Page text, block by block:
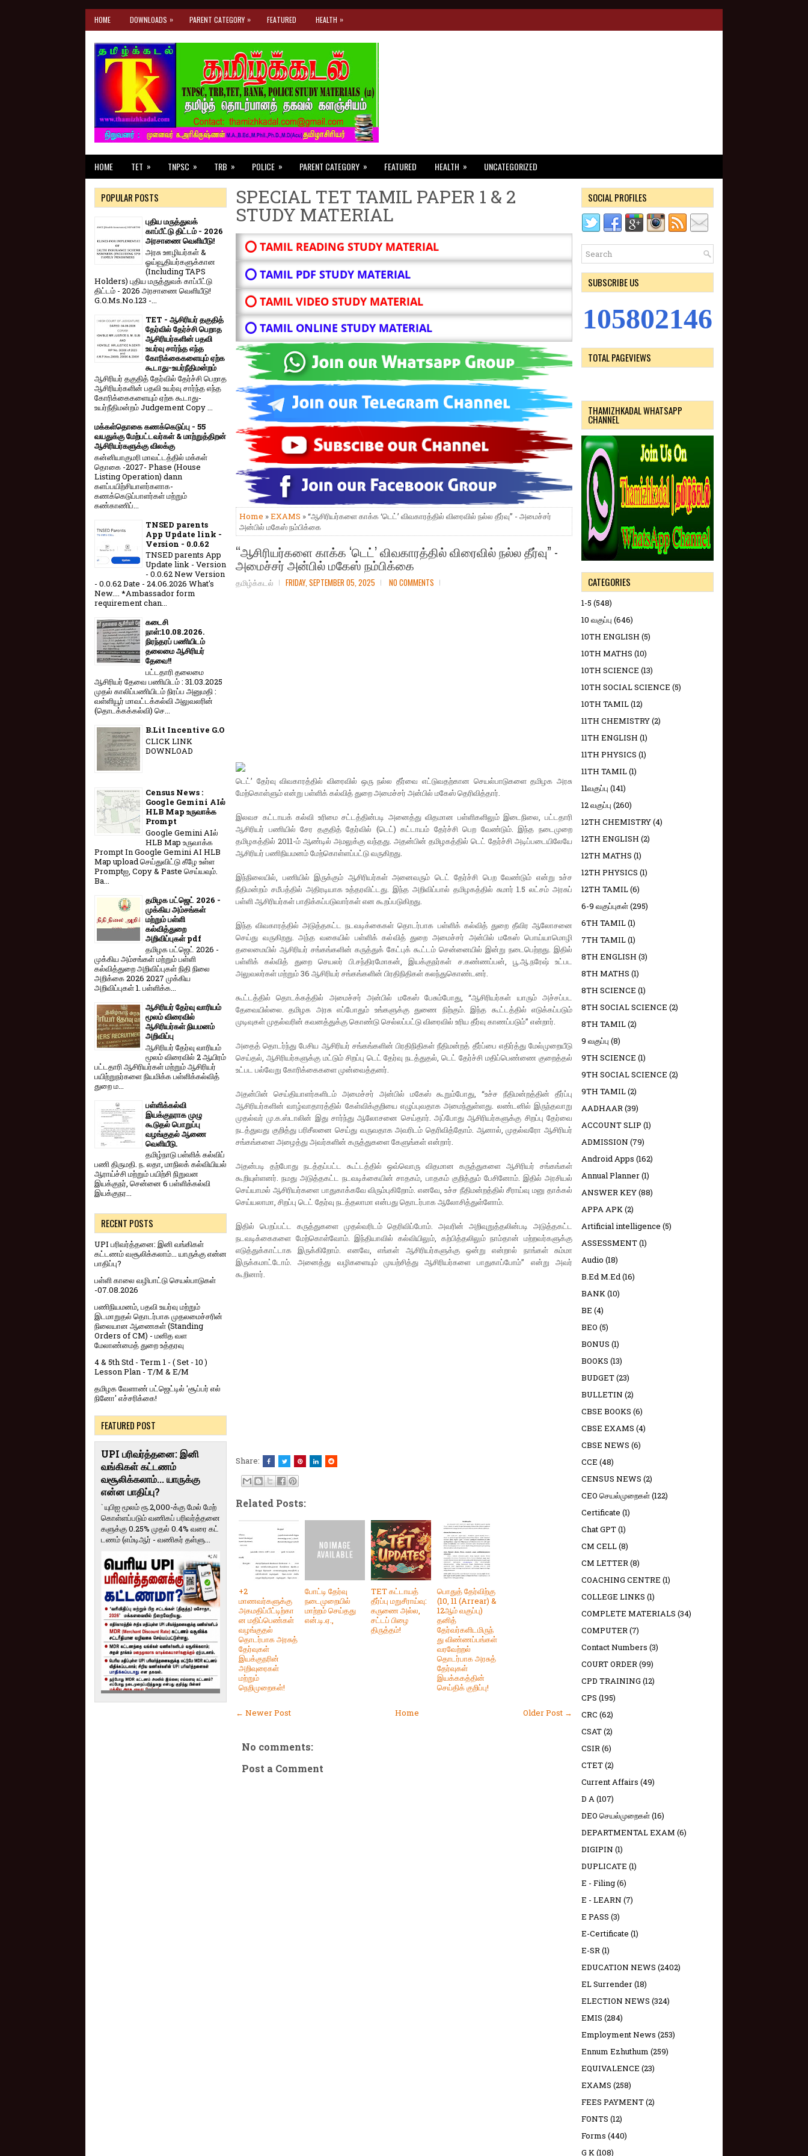
HOME DOWNLOADS » PARENT CATEGORY » FEATURED HEALTH »
HOME TET » TNPSC » TRB » POLICE » PARENT CATEGORY » FEATURED HEALTH » UNCATEGORIZED
SPECIAL TET TAMIL PAPER 1 & 2
STUDY MATERIAL
⭕ TAMIL READING STUDY MATERIAL
⭕ TAMIL PDF STUDY MATERIAL
⭕ TAMIL VIDEO STUDY MATERIAL
⭕ TAMIL ONLINE STUDY MATERIAL
Home »EXAMS » “ஆசிரியர்களை காக்க ‘டெட்’ விவகாரத்தில் விரைவில் நல்ல தீர்வு” - அமைச்சர்
அன்பில் மகேஸ் நம்பிக்கை
“ஆசிரியர்களை காக்க ‘டெட்’ விவகாரத்தில் விரைவில் நல்ல தீர்வு” -
அமைச்சர் அன்பில் மகேஸ் நம்பிக்கை
தமிழ்க்கடல் FRIDAY, SEPTEMBER 05, 2025 NO COMMENTS
டெட்’ தேர்வு விவகாரத்தில் விரைவில் ஒரு நல்ல தீர்வை எட்டுவதற்கான செயல்பாடுகளை தமிழக அரசு
மேற்கொள்ளும் என்று பள்ளிக் கல்வித் துறை அமைச்சர் அன்பில் மகேஸ் தெரிவித்தார்.
இலவச கட்டாயக் கல்வி உரிமை சட்டத்தின்படி அனைத்து விதமான பள்ளிகளிலும் இடைநிலை, பட்டதாரி
ஆசிரியர் பணியில் சேர தகுதித் தேர்வில் (டெட்) கட்டாயம் தேர்ச்சி பெற வேண்டும். இந்த நடைமுறை
தமிழகத்தில் 2011-ம் ஆண்டில் அமலுக்கு வந்தது. அதன்பின் தமிழகத்தில் டெட் தேர்ச்சி அடிப்படையிலேயே
ஆசிரியர் பணிநியமனம் மேற்கொள்ளப்பட்டு வருகிறது.
இந்நிலையில், பணியில் இருக்கும் ஆசிரியர்கள் அனைவரும் டெட் தேர்ச்சி பெற வேண்டும் என்று உச்ச
நீதிமன்றம் சமீபத்தில் அதிரடியாக உத்தரவிட்டது. இந்த அறிவிப்பால் தமிழகத்தில் சுமார் 1.5 லட்சம் அரசுப்
பள்ளி ஆசிரியர்கள் பாதிக்கப்படுவார்கள் என கூறப்படுகிறது.
இந்த விவகாரத்தில் அடுத்தகட்ட நடவடிக்கைகள் தொடர்பாக பள்ளிக் கல்வித் துறை தீவிர ஆலோசனை
செய்து வருகிறது. அந்த வகையில் பள்ளிக் கல்வித் துறை அமைச்சர் அன்பில் மகேஸ் பொய்யாமொழி
தலைமையில் ஆசிரியர் சங்கங்களின் கருத்துக் கேட்புக் கூட்டம் சென்னையில் இன்று நடைபெற்றது. இதில்
பள்ளிக் கல்வித் துறை செயலர் பி.சந்திரமோகன், இயக்குநர்கள் ச.கண்ணப்பன், பூ.ஆ.நரேஷ் உட்பட
அலுவலர்கள் மற்றும் 36 ஆசிரியர் சங்கங்களின் பிரதிநிதிகள் கலந்துகொண்டனர்.
கூட்டத்தில் தொடக்கத்தில் அமைச்சர் அன்பில் மகேஸ் பேசும்போது, “ஆசிரியர்கள் யாரும் அச்சப்பட
தேவையில்லை. தமிழக அரசு எப்போதும் உங்களுக்கு துணை நிற்கும். இந்த கூட்டத்தில் எடுக்கப்படும்
முடிவுகள் முதல்வரின் கவனத்துக்கு கொண்டு செல்லப்பட்டு விரைவில் உரிய தீர்வு காணப்படும்” என்றார்.
அதைத் தொடர்ந்து பேசிய ஆசிரியர் சங்கங்களின் பிரதிநிதிகள் நீதிமன்றத் தீர்ப்பை எதிர்த்து மேல்முறையீடு
செய்தல், ஆசிரியர்களுக்கு மட்டும் சிறப்பு டெட் தேர்வு நடத்துதல், டெட் தேர்ச்சி மதிப்பெண்ணை குறைத்தல்
உட்பட பல்வேறு கோரிக்கைகளை முன்வைத்தனர்.
அதன்பின் செய்தியாளர்களிடம் அமைச்சர் அன்பில் மகேஸ் கூறும்போது, “உச்ச நீதிமன்றத்தின் தீர்ப்பு
ஆசிரியர்களின் வாழ்வாதாரத்தில் கேள்விக்குறியை எழுப்புவதாக அமைந்துள்ளது. லண்டனில் இருந்தவாறு
முதல்வர் மு.க.ஸ்டாலின் இது சார்ந்து ஆலோசனை செய்தார். அப்போது ஆசிரியர்களுக்கு சிறப்பு தேர்வை
நடத்துவது குறித்து பரிசீலனை செய்து வருவதாக அவரிடம் தெரிவித்தோம். ஆனால், முதல்வரோ ஆசிரியர்
சங்கங்களை அழைத்து அவர்களின் கருத்துகளை கேளுங்கள் என்றார்.
அதன்படி தற்போது நடத்தப்பட்ட கூட்டத்தில் ஒவ்வொரு விதமான கருத்துகளை ஆசிரியர் சங்கங்கள்
கூறியுள்ளனர். நமது அடுத்தகட்ட நடவடிக்கையின் சாதகம், பாதகம் குறித்தும் பேசினோம். இதில் அரசியல்
செய்யாமல் ஆசிரியர்களை பாதுகாக்கவே விரும்புகிறோம். எனவே, உச்ச நீதிமன்றத்தில் சீராய்வு மனு தாக்கல்
செய்யலாமா, சிறப்பு டெட் தேர்வு நடத்தலாமா என்பது தொடர்பாக ஆலோசித்துள்ளோம்.
இதில் பெறப்பட்ட கருத்துகளை முதல்வரிடம் தெரிவிப்போம். அவரின் அறிவுறுத்தலின்படி அடுத்தகட்ட
நடவடிக்கைகளை மேற்கொள்வோம். இந்தியாவில் கல்வியிலும், கற்பித்தலிலும் நாம்தான் மற்றவர்களுக்கு
எடுத்துக்காட்டாக இருக்கிறோம். எனவே, எங்கள் ஆசிரியர்களுக்கு ஒன்று என்றால் நாங்கள் சும்மா
இருக்கமாட்டோம். அனைத்து வழிகளையும் முயற்சித்து ஆசிரியர்களை பாதுகாப்போம்” என்று அவர்
கூறினார்.
Share:
Related Posts:
+2
மாணவர்களுக்கு
அகமதிப்பீட்டிற்கா
ன மதிப்பெண்கள்
வழங்குதல்
தொடர்பாக அரசுத்
தேர்வுகள்
இயக்குநரின்
அறிவுரைகள்
மற்றும்
நெறிமுறைகள்!
போட்டி தேர்வு
நடைமுறையில்
மாற்றம் செய்தது
என்.டி.ஏ.,
TET கட்டாயத்
தீர்ப்பு மறுசீராய்வு:
கருணை அல்ல,
சட்டப் பிழை
திருத்தம்!
பொதுத் தேர்விற்கு
(10, 11 (Arrear) &
12ஆம் வகுப்பு)
தனித்
தேர்வர்களிடமிருந்
து விண்ணப்பங்கள்
வரவேற்றல்
தொடர்பாக அரசுத்
தேர்வுகள்
இயக்ககத்தின்
செய்திக் குறிப்பு!
← Newer Post Older Post →
Home
No comments:
Post a Comment
POPULAR POSTS
புதிய மருத்துவக்
காப்பீட்டு திட்டம் - 2026
அரசாணை வெளியீடு!
அரசு ஊழியர்கள் &
ஓய்வூதியர்களுக்கான
(Including TAPS
Holders) புதிய மருத்துவக் காப்பீட்டு
திட்டம் - 2026 அரசாணை வெளியீடு!
G.O.Ms.No.123 -...
TET - ஆசிரியர் தகுதித்
தேர்வில் தேர்ச்சி பெறாத
ஆசிரியர்களின் பதவி
உயர்வு சார்ந்த எந்த
கோரிக்கைகளையும் ஏற்க
கூடாது-உயர்நீதிமன்றம்
ஆசிரியர் தகுதித் தேர்வில் தேர்ச்சி பெறாத
ஆசிரியர்களின் பதவி உயர்வு சார்ந்த எந்த
கோரிக்கைகளையும் ஏற்க கூடாது-
உயர்நீதிமன்றம் Judgement Copy ...
மக்கள்தொகை கணக்கெடுப்பு - 55
வயதுக்கு மேற்பட்டவர்கள் & மாற்றுத்திறன்
ஆசிரியர்களுக்கு விலக்கு
கன்னியாகுமரி மாவட்டத்தில் மக்கள்
தொகை -2027- Phase (House
Listing Operation) dann
களப்பயிற்சியாளர்களாக-
கணக்கெடுப்பாளர்கள் மற்றும்
கண்காணிப்...
TNSED parents
App Update link -
Version - 0.0.62
TNSED parents App
Update link - Version
- 0.0.62 New Version
- 0.0.62 Date - 24.06.2026 What's
New.... *Ambassador form
requirement chan...
கடைசி
நாள்:10.08.2026.
நிரந்தரப் பணியிடம்
தலைமை ஆசிரியர்
தேவை!!
பட்டதாரி தலைமை
ஆசிரியர் தேவை பணியிடம் : 31.03.2025
முதல் காலிப்பணியிடம் நிரப்ப அனுமதி :
வள்ளியூர் மாவட்டக்கல்வி அலுவலரின்
(தொடக்கக்கல்வி) செ...
B.Lit Incentive G.O
CLICK LINK
DOWNLOAD
Census News :
Google Gemini AIல்
HLB Map உருவாக்க
Prompt
Google Gemini AIல்
HLB Map உருவாக்க
Prompt In Google Gemini AI HLB
Map upload செய்துவிட்டு கீழே உள்ள
Promptஐ, Copy & Paste செய்யவும்.
Ba...
தமிழக பட்ஜெட் 2026 -
முக்கிய அம்சங்கள்
மற்றும் பள்ளி
கல்வித்துறை
அறிவிப்புகள் pdf
தமிழக பட்ஜெட் 2026 -
முக்கிய அம்சங்கள் மற்றும் பள்ளி
கல்வித்துறை அறிவிப்புகள் நிதி நிலை
அறிக்கை 2026 2027 முக்கிய
அறிவிப்புகள் 1. பள்ளிக்க...
ஆசிரியர் தேர்வு வாரியம்
மூலம் விரைவில்
ஆசிரியர்கள் நியமனம்
அறிவிப்பு
ஆசிரியர் தேர்வு வாரி​யம்
மூலம் விரை​வில் 2 ஆயிரம்
பட்​ட​தாரி ஆசிரியர்​கள் மற்​றும் ஆசிரியர்
பயிற்றுநர்​களை நியமிக்க பள்​ளிக்​கல்​வித்​
துறை ம...
பள்ளிக்கல்வி
இயக்குநராக முழு
கூடுதல் பொறுப்பு
வழங்குதல் ஆணை
வெளியீடு.
தமிழ்நாடு பள்ளிக் கல்விப்
பணி திருமதி. ந. லதா, மாநிலக் கல்வியியல்
ஆராய்ச்சி மற்றும் பயிற்சி நிறுவன
இயக்குநர், சென்னை 6 பள்ளிக்கல்வி
இயக்குநர...
RECENT POSTS
UPI பரிவர்த்தனை: இனி வங்கிகள்
கட்டணம் வசூலிக்கலாம்... யாருக்கு என்ன
பாதிப்பு?
பள்ளி காலை வழிபாட்டு செயல்பாடுகள்
-07.08.2026
பணிநியமனம், பதவி உயர்வு மற்றும்
இடமாறுதல் தொடர்பாக முதலமைச்சரின்
நிலையான ஆணைகள் (Standing
Orders of CM) - மனித வள
மேலாண்மைத் துறை உத்தரவு
4 & 5th Std - Term 1 - ( Set - 10 )
Lesson Plan - T/M & E/M
தமிழக வேளாண் பட்ஜெட்டில் 'சூப்பர் எல்
நினோ' எச்சரிக்கை!
FEATURED POST
UPI பரிவர்த்தனை: இனி
வங்கிகள் கட்டணம்
வசூலிக்கலாம்... யாருக்கு
என்ன பாதிப்பு?
` யுபிஐ மூலம் ரூ.2,000-க்கு மேல் மேற்​
கொள்​ளப்​படும் வணி​கப் பரிவர்த்​தனை​
களுக்கு 0.25% முதல் 0.4% வரை கட்​
ட​ணம் (எம்​டிஆர் - வணி​கர் தள்​ளு...
SOCIAL PROFILES
SUBSCRIBE US
105802146
TOTAL PAGEVIEWS
THAMIZHKADAL WHATSAPP
CHANNEL
CATEGORIES
1-5 (548)
10 வகுப்பு (646)
10TH ENGLISH (5)
10TH MATHS (10)
10TH SCIENCE (13)
10TH SOCIAL SCIENCE (5)
10TH TAMIL(12)
11TH CHEMISTRY(2)
11TH ENGLISH (1)
11TH PHYSICS (1)
11TH TAMIL(1)
11வகுப்பு (141)
12 வகுப்பு (260)
12TH CHEMISTRY(4)
12TH ENGLISH (2)
12TH MATHS (1)
12TH PHYSICS (1)
12TH TAMIL(6)
6-9 வகுப்புகள்(295)
6TH TAMIL(1)
7TH TAMIL(1)
8TH ENGLISH (3)
8TH MATHS (1)
8TH SCIENCE (1)
8TH SOCIAL SCIENCE (2)
8TH TAMIL(2)
9 வகுப்பு (8)
9TH SCIENCE (1)
9TH SOCIAL SCIENCE (2)
9TH TAMIL(2)
AADHAAR(39)
ACCOUNT SLIP (1)
ADMISSION (79)
Android Apps (162)
Annual Planner(1)
ANSWER KEY(88)
APPA APK(2)
Artificial intelligence (5)
ASSESSMENT(1)
Audio (18)
B.Ed M.Ed(16)
BANK(10)
BE (4)
BEO (5)
BONUS (1)
BOOKS (13)
BUDGET(23)
BULLETIN (2)
CBSE BOOKS (6)
CBSE EXAMS (4)
CBSE NEWS (6)
CCE (48)
CENSUS NEWS (2)
CEO செயல்முறைகள்(122)
Certificate (1)
Chat GPT(1)
CM CELL(8)
CM LETTER(8)
COACHING CENTRE (1)
COLLEGE LINKS (1)
COMPLETE MATERIALS (34)
COMPUTER(7)
Contact Numbers (3)
COURT ORDER(99)
CPD TRAINING (12)
CPS (195)
CRC (62)
CSAT(2)
CSIR(6)
CTET(2)
Current Affairs (49)
D A(107)
DEO செயல்முறைகள்(16)
DEPARTMENTAL EXAM (6)
DIGIPIN (1)
DUPLICATE (1)
E - Filing(6)
E - LEARN (7)
E PASS (3)
E-Certificate (1)
E-SR(1)
EDUCATION NEWS (2402)
EL Surrender(18)
ELECTION NEWS (324)
EMIS (284)
Employment News (253)
Ennum Ezhuthum (259)
EQUIVALENCE (23)
EXAMS (258)
FEES PAYMENT(2)
FONTS (12)
Forms (440)
G K(108)